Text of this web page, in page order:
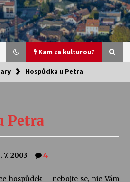
Kam za kulturou?
výstavy Josefíny Duškové: Stávám se
Hospůdka u Petra
Petra
7. 2003 4
hospůdek – nebojte se, nic Vám